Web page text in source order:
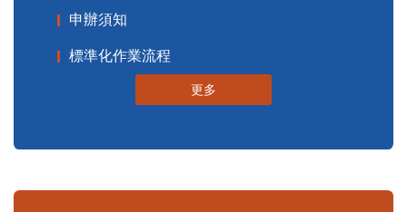
申辦須知
標準化作業流程
更多